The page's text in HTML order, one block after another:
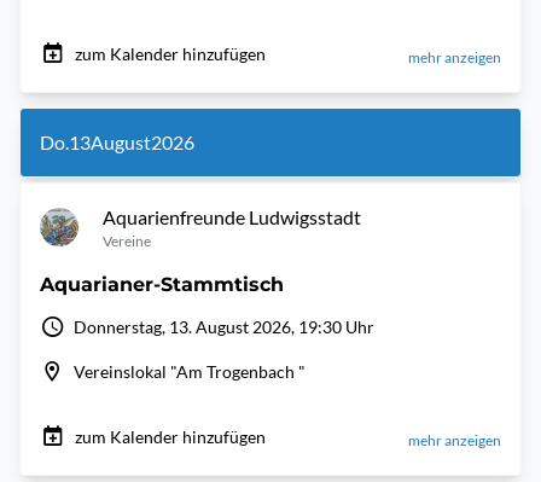
zum Kalender hinzufügen mehr anzeigen
Do.13August2026
Aquarienfreunde Ludwigsstadt
Vereine
Aquarianer-Stammtisch
Donnerstag, 13. August 2026, 19:30 Uhr
Vereinslokal "Am Trogenbach "
zum Kalender hinzufügen mehr anzeigen